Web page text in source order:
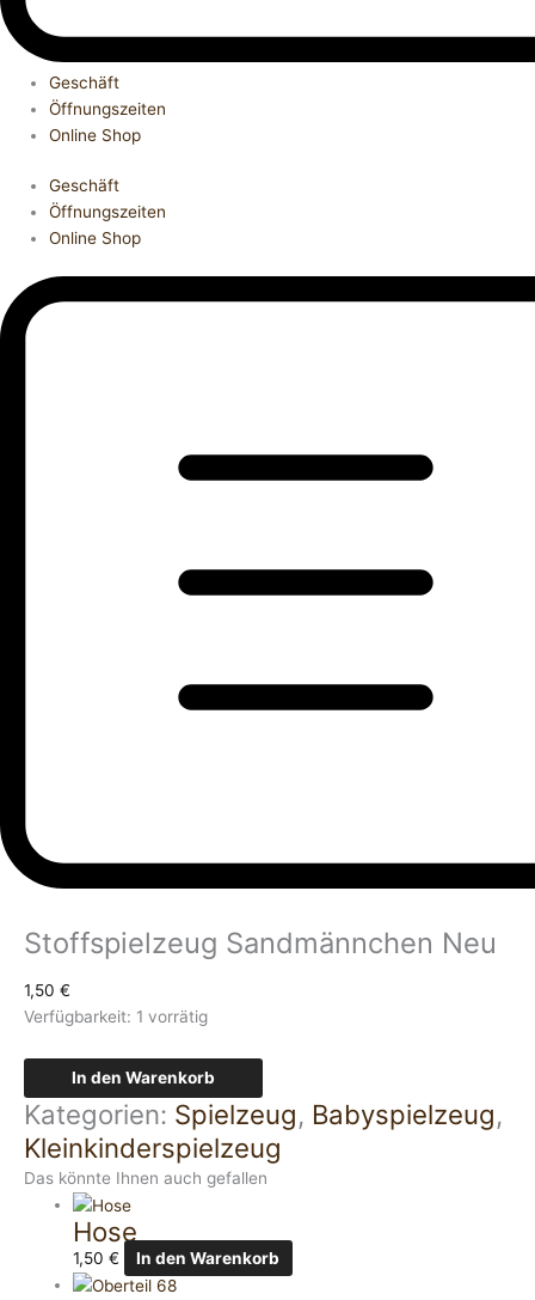
Geschäft
Öffnungszeiten
Online Shop
Geschäft
Öffnungszeiten
Online Shop
Stoffspielzeug Sandmännchen Neu
1,50 €
Verfügbarkeit: 1 vorrätig
In den Warenkorb
Kategorien: Spielzeug, Babyspielzeug,
Kleinkinderspielzeug
Das könnte Ihnen auch gefallen
Hose
1,50€ In den Warenkorb